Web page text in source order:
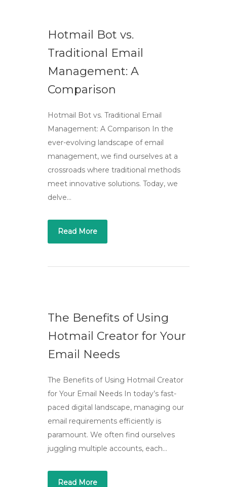
Hotmail Bot vs.
Traditional Email
Management: A
Comparison
Hotmail Bot vs. Traditional Email
Management: A Comparison In the
ever-evolving landscape of email
management, we find ourselves at a
crossroads where traditional methods
meet innovative solutions. Today, we
delve…
Read More
The Benefits of Using
Hotmail Creator for Your
Email Needs
The Benefits of Using Hotmail Creator
for Your Email Needs In today’s fast-
paced digital landscape, managing our
email requirements efficiently is
paramount. We often find ourselves
juggling multiple accounts, each…
Read More